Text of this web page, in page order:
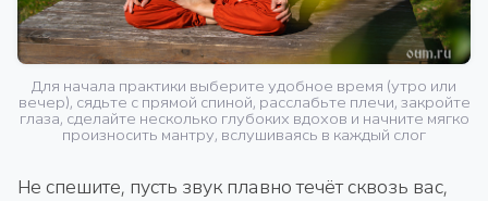
Для начала практики выберите удобное время (утро или
вечер), сядьте с прямой спиной, расслабьте плечи, закройте
глаза, сделайте несколько глубоких вдохов и начните мягко
произносить мантру, вслушиваясь в каждый слог
Не спешите, пусть звук плавно течёт сквозь вас,